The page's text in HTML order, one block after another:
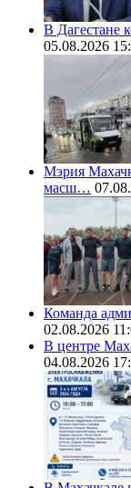
В Дагестане
05.08.2026
Мэрия
масш…
Команда
02.08.2026
В центре
04.08.2026